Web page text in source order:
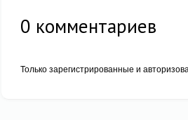
0 комментариев
Только зарегистрированные и